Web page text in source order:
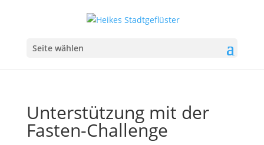
Seite wählen
Unterstützung mit der
Fasten-Challenge